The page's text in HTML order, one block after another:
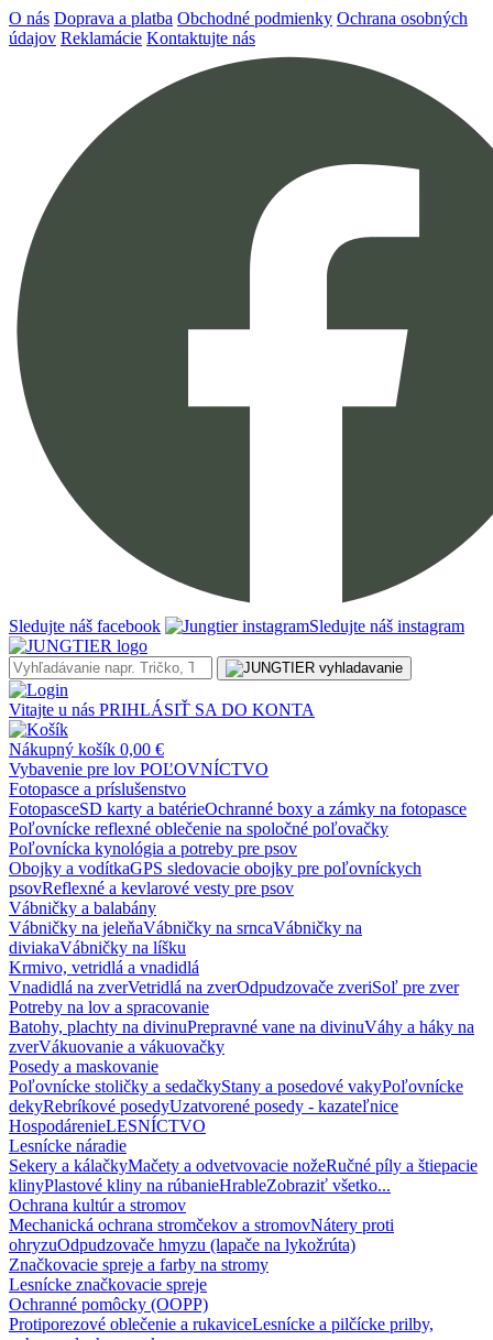
O nás Doprava a platba Obchodné podmienky Ochrana osobných
údajov Reklamácie Kontaktujte nás
Sledujte náš facebook Sledujte náš instagram
Vitajte u nás PRIHLÁSIŤ SA DO KONTA
Nákupný košík 0,00 €
Vybavenie pre lov POĽOVNÍCTVO
Fotopasce a príslušenstvo
FotopasceSD karty a batérieOchranné boxy a zámky na fotopasce
Poľovnícke reflexné oblečenie na spoločné poľovačky
Poľovnícka kynológia a potreby pre psov
Obojky a vodítkaGPS sledovacie obojky pre poľovníckych
psovReflexné a kevlarové vesty pre psov
Vábničky a balabány
Vábničky na jeleňaVábničky na srncaVábničky na
diviakaVábničky na líšku
Krmivo, vetridlá a vnadidlá
Vnadidlá na zverVetridlá na zverOdpudzovače zveriSoľ pre zver
Potreby na lov a spracovanie
Batohy, plachty na divinuPrepravné vane na divinuVáhy a háky na
zverVákuovanie a vákuovačky
Posedy a maskovanie
Poľovnícke stoličky a sedačkyStany a posedové vakyPoľovnícke
dekyRebríkové posedyUzatvorené posedy - kazateľnice
HospodárenieLESNÍCTVO
Lesnícke náradie
Sekery a kálačkyMačety a odvetvovacie nožeRučné píly a štiepacie
klinyPlastové kliny na rúbanieHrableZobraziť všetko...
Ochrana kultúr a stromov
Mechanická ochrana stromčekov a stromovNátery proti
ohryzuOdpudzovače hmyzu (lapače na lykožrúta)
Značkovacie spreje a farby na stromy
Lesnícke značkovacie spreje
Ochranné pomôcky (OOPP)
Protiporezové oblečenie a rukaviceLesnícke a pilčícke prilby,